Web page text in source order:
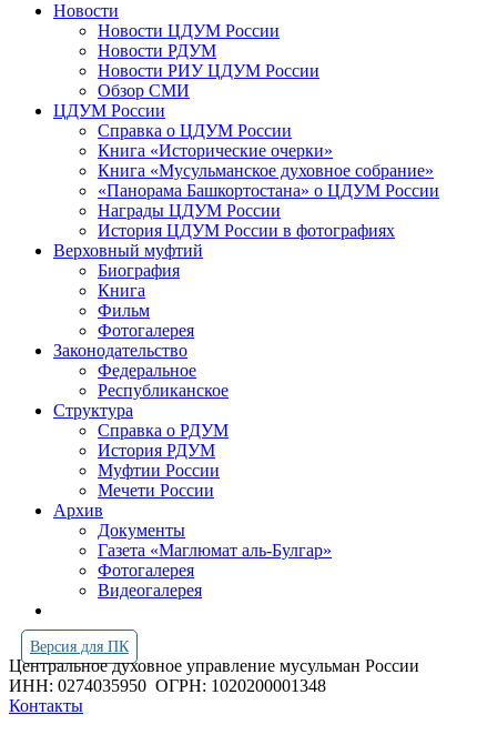
Новости
Новости ЦДУМ России
Новости РДУМ
Новости РИУ ЦДУМ России
Обзор СМИ
ЦДУМ России
Справка о ЦДУМ России
Книга «Исторические очерки»
Книга «Мусульманское духовное собрание»
«Панорама Башкортостана» о ЦДУМ России
Награды ЦДУМ России
История ЦДУМ России в фотографиях
Верховный муфтий
Биография
Книга
Фильм
Фотогалерея
Законодательство
Федеральное
Республиканское
Структура
Справка о РДУМ
История РДУМ
Муфтии России
Мечети России
Архив
Документы
Газета «Маглюмат аль-Булгар»
Фотогалерея
Видеогалерея
Версия для ПК
Центральное духовное управление мусульман России
ИНН: 0274035950 ОГРН: 1020200001348
Контакты